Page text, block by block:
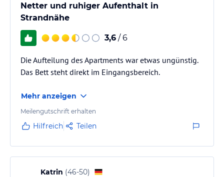
Netter und ruhiger Aufenthalt in
Strandnähe
3,6 / 6
Die Aufteilung des Apartments war etwas ungünstig.
Das Bett steht direkt im Eingangsbereich.
Mehr anzeigen
Meilengutschrift erhalten
Hilfreich Teilen
Katrin (46-50)